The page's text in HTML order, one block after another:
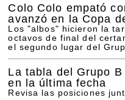
Colo Colo empató
avanzó en la Copa
Los "albos" hicieron la
octavos de final del
el segundo lugar del
La tabla del Grupo
en la última fecha
Revisa las posiciones